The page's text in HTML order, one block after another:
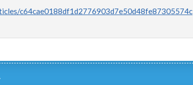
c64cae0188df1d2776903d7e50d48fe87305574c